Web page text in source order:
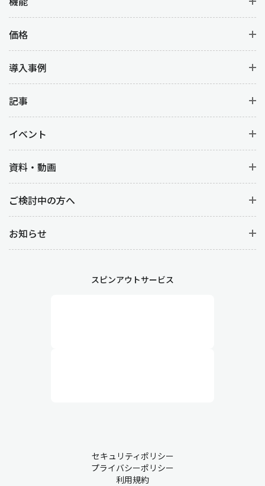
価格
導入事例
記事
イベント
資料・動画
ご検討中の方へ
お知らせ
スピンアウトサービス
セキュリティポリシー
プライバシーポリシー
利用規約